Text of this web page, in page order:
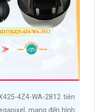
4Z4-WA-2812 tiên
mang đến hình